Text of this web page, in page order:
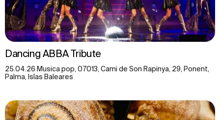
Dancing ABBA Tribute
25.04.26 Musica pop, 07013, Cami de Son Rapinya, 29, Ponent,
Palma, Islas Baleares